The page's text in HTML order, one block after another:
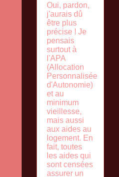
Oui, pardon,
j'aurais dû
être plus
précise ! Je
pensais
surtout à
l'APA
(Allocation
Personnalisée
d'Autonomie)
et au
minimum
vieillesse,
mais aussi
aux aides au
logement. En
fait, toutes
les aides qui
sont censées
assurer un